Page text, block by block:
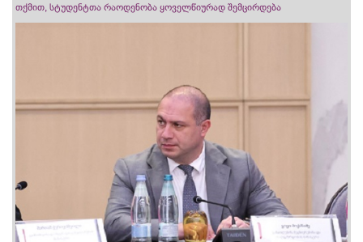
თქმით, სტუდენტთა რაოდენობა ყოველწიურად შემცირდება